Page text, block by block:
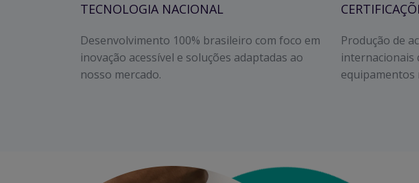
TECNOLOGIA NACIONAL
Desenvolvimento 100% brasileiro com foco em
inovação acessível e soluções adaptadas ao
nosso mercado.
Produção de
internacionais
equipamentos